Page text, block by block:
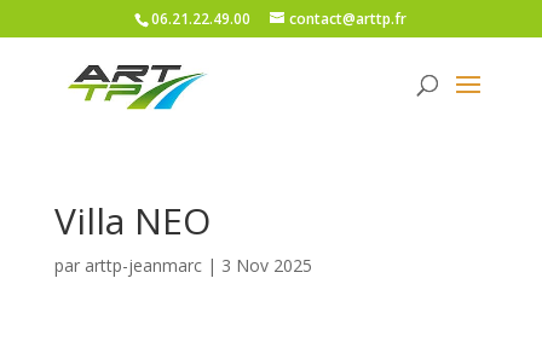
06.21.22.49.00 contact@arttp.fr
Villa NEO
par arttp-jeanmarc| 3 Nov 2025